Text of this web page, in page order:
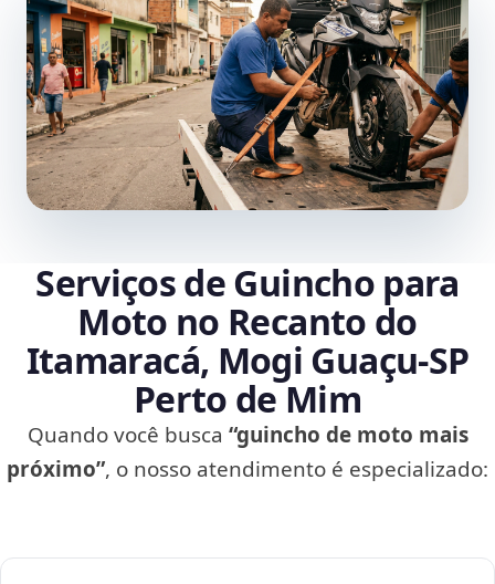
Serviços de Guincho para
Moto no Recanto do
Itamaracá, Mogi Guaçu‑SP
Perto de Mim
Quando você busca “guincho de moto mais
próximo”, o nosso atendimento é especializado: